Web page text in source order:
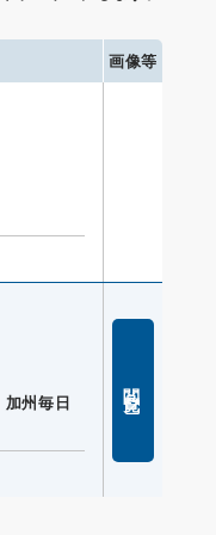
画像等
加州毎日